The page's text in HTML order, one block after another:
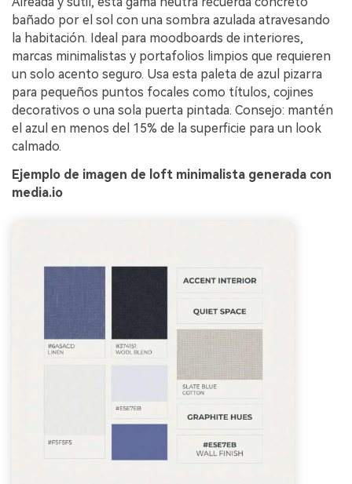
bañado por el sol con una sombra azulada atravesando
la habitación. Ideal para moodboards de interiores,
marcas minimalistas y portafolios limpios que requieren
un solo acento seguro. Usa esta paleta de azul pizarra
para pequeños puntos focales como títulos, cojines
decorativos o una sola puerta pintada. Consejo: mantén
el azul en menos del 15% de la superficie para un look
calmado.
Ejemplo de imagen de loft minimalista generada con
media.io